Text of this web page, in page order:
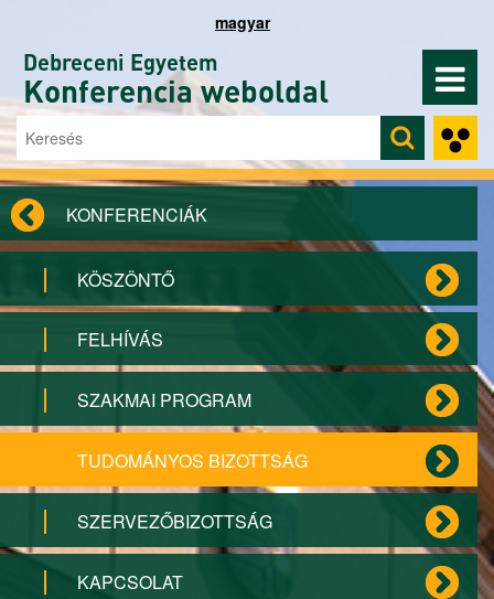
magyar
Debreceni Egyetem
Konferencia weboldal
Keresés űrlap
Keresés
KONFERENCIÁK
KÖSZÖNTŐ
FELHÍVÁS
SZAKMAI PROGRAM
TUDOMÁNYOS BIZOTTSÁG
SZERVEZŐBIZOTTSÁG
KAPCSOLAT